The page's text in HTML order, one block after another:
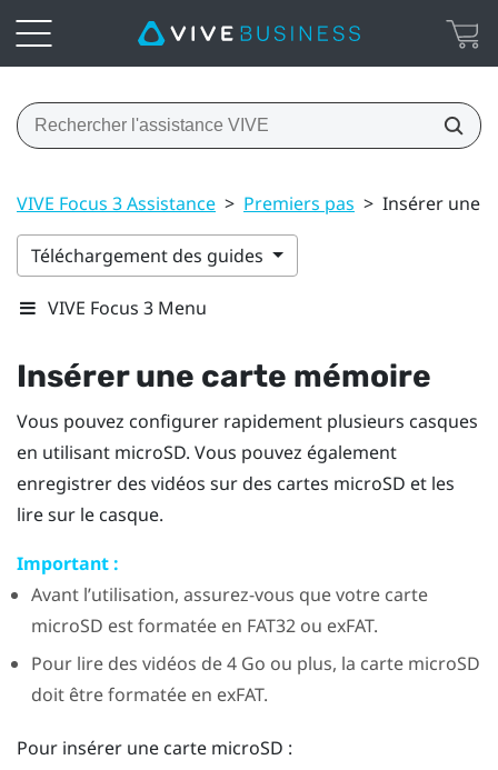
VIVE Focus 3 Assistance > Premiers pas > Insérer une
Téléchargement des guides
VIVE Focus 3 Menu
Insérer une carte mémoire
Vous pouvez configurer rapidement plusieurs casques
en utilisant microSD. Vous pouvez également
enregistrer des vidéos sur des cartes microSD et les
lire sur le casque.
Important :
Avant l’utilisation, assurez-vous que votre carte
microSD est formatée en FAT32 ou exFAT.
Pour lire des vidéos de 4 Go ou plus, la carte microSD
doit être formatée en exFAT.
Pour insérer une carte microSD :